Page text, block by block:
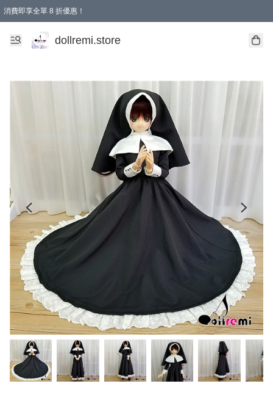
消費即享全單 8 折優惠！
購物滿 HKD 1500.00即享免運費優惠！（適用於 本地送貨、本地取貨、國際送貨 )
dollremi.store